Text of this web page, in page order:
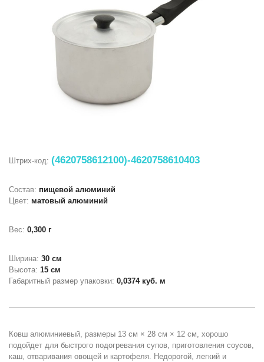
Штрих-код: (4620758612100)-4620758610403
Состав: пищевой алюминий
Цвет: матовый алюминий
Вес: 0,300 г
Ширина: 30 см
Высота: 15 см
Габаритный размер упаковки: 0,0374 куб. м
Ковш алюминиевый, размеры 13 см × 28 см × 12 см, хорошо
подойдет для быстрого подогревания супов, приготовления соусов,
каш, отваривания овощей и картофеля. Недорогой, легкий и